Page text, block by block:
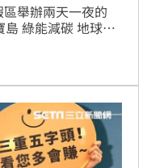
舉辦兩天一夜的
綠能減碳 地球共